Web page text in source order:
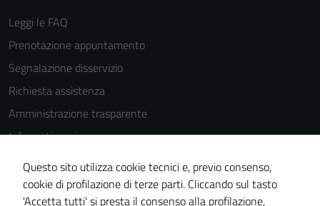
Leggi le FAQ
Prenotazione appuntamento
Segnalazione disservizio
Richiesta assistenza
Amministrazione trasparente
Informativa privacy
Cookie Policy
Note legali
Questo sito utilizza cookie tecnici e, previo consenso,
cookie di profilazione di terze parti. Cliccando sul tasto
'Accetta tutti' si presta il consenso alla profilazione,